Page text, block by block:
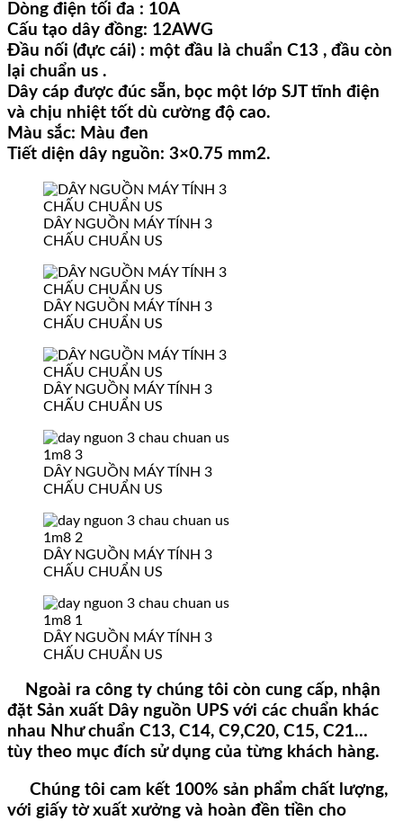
Dòng điện tối đa : 10A
Cấu tạo dây đồng: 12AWG
Đầu nối (đực cái) : một đầu là chuẩn C13 , đầu còn
lại chuẩn us .
Dây cáp được đúc sẵn, bọc một lớp SJT tĩnh điện
và chịu nhiệt tốt dù cường độ cao.
Màu sắc: Màu đen
Tiết diện dây nguồn: 3×0.75 mm2.
DÂY NGUỒN MÁY TÍNH 3
CHẤU CHUẨN US
DÂY NGUỒN MÁY TÍNH 3
CHẤU CHUẨN US
DÂY NGUỒN MÁY TÍNH 3
CHẤU CHUẨN US
DÂY NGUỒN MÁY TÍNH 3
CHẤU CHUẨN US
DÂY NGUỒN MÁY TÍNH 3
CHẤU CHUẨN US
DÂY NGUỒN MÁY TÍNH 3
CHẤU CHUẨN US
Ngoài ra công ty chúng tôi còn cung cấp, nhận
đặt Sản xuất Dây nguồn UPS với các chuẩn khác
nhau Như chuẩn C13, C14, C9,C20, C15, C21…
tùy theo mục đích sử dụng của từng khách hàng.
Chúng tôi cam kết 100% sản phẩm chất lượng,
với giấy tờ xuất xưởng và hoàn đền tiền cho